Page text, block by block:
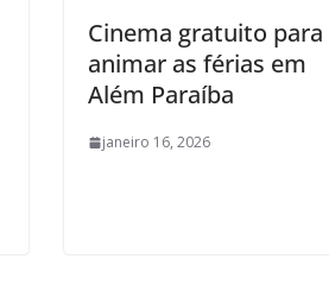
Cinema gratuito para
animar as férias em
Além Paraíba
janeiro 16, 2026